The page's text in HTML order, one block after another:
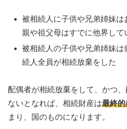
被相続人に子供や兄弟姉妹は
親や祖父母はすでに他界して
被相続人の子供や兄弟姉妹は
続人全員が相続放棄をした
配偶者が相続放棄をして、かつ
ないとなれば、相続財産は最終
まり、国のものになります。